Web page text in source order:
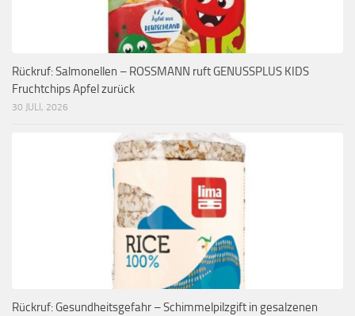
Rückruf: Salmonellen – ROSSMANN ruft GENUSSPLUS KIDS
Fruchtchips Apfel zurück
30 JULI, 2026
Rückruf: Gesundheitsgefahr – Schimmelpilzgift in gesalzenen